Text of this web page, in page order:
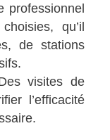
professionnel
qu’il
de stations
visites de
l’efficacité